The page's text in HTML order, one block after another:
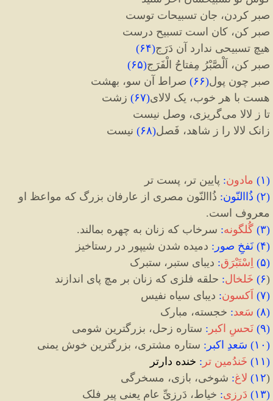
صبر کردن، جان تسبیحات توست
صبر کن، کان است تسبیح درست
هیچ تسبیحی ندارد آن دَرَج(۶۴)
صبر کن، اَلْصَّبْرُ مِفتاحُ الْفَرَج(۶۵)
صبر چون پول(۶۶) صراط آن سو، بهشت
هست با هر خوب، یک لالای(۶۷) زشت
تا ز لالا میگریزی، وصل نیست
زانک لالا را ز شاهد، فَصل(۶۸) نیست
(۱) مادون: پایین تر، پست تر
(۲) ذُاالنّون: ذُاالنّون مصری از عارفان بزرگ که مواعظ او
معروف است.
(۳) گُلگونه: سرخاب که زنان به چهره بمالند.
(۴) نَفخِ صور : دمیده شدن شیپور در رستاخیز
(۵) اِسْتَبْرَق: دیبای ستبر، ستبرک
(۶) خَلخال: حلقه فلزی که زنان بر مچ پای اندازند
(۷) اَکسون: دیبای سیاه نفیس
(۸) سَعد: خجسته، مبارک
(۹) نَحسِ اکبر : ستاره زحل، بزرگترین شومی
( ۱۰) سَعدِ اکبر : ستاره مشتری، بزرگترین خوش یمنی
(۱۱) خَندُمین تر : خنده دارتر
(۱۲) لاغ: شوخی، بازی، مسخرگی
(۱۳) دَرزی: خیاط، دَرزیِّ عام یعنی پیر فلک